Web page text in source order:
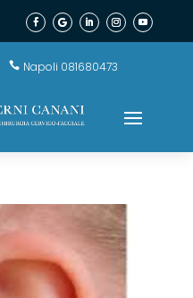
 Napoli 081680473